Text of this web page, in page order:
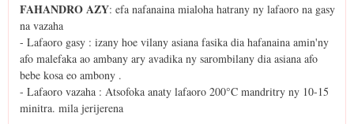
FAHANDRO AZY: efa nafanaina mialoha hatrany ny lafaoro na gasy
na vazaha
- Lafaoro gasy : izany hoe vilany asiana fasika dia hafanaina amin'ny
afo malefaka ao ambany ary avadika ny sarombilany dia asiana afo
bebe kosa eo ambony .
- Lafaoro vazaha : Atsofoka anaty lafaoro 200°C mandritry ny 10-15
minitra. mila jerijerena